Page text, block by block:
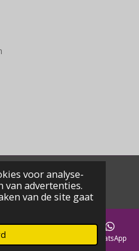
voor analyse-
van advertenties.
van de site gaat
WhatsApp